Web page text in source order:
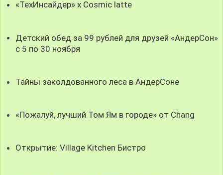
«ТехИнсайдер» х Cosmic latte
Детский обед за 99 рублей для друзей «АндерСон»
с 5 по 30 ноября
Тайны заколдованного леса в АндерСоне
«Пожалуй, лучший Том Ям в городе» от Chang
Открытие: Village Kitchen Бистро